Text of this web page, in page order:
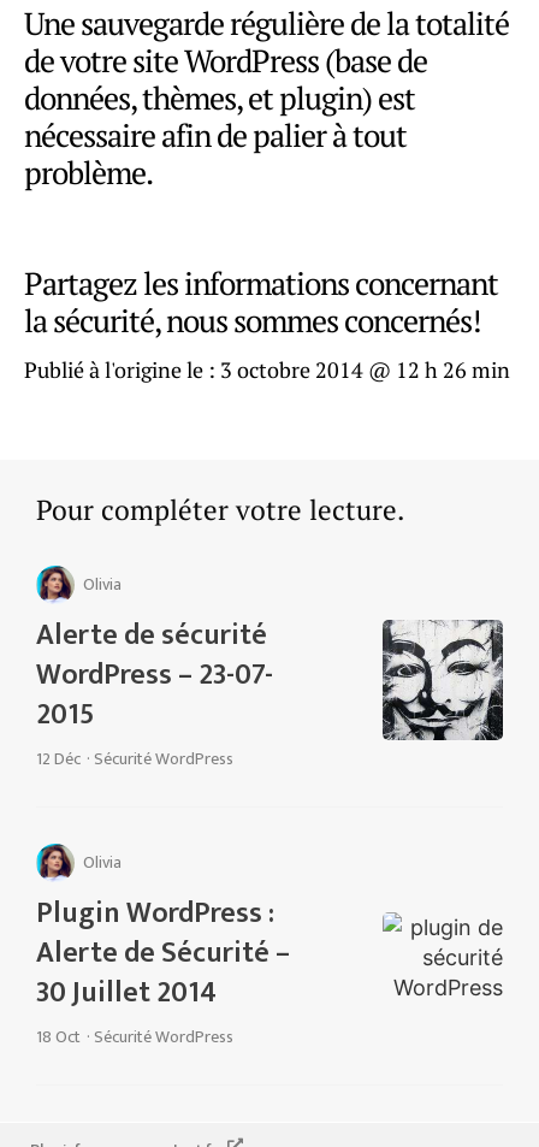
Une sauvegarde régulière de la totalité
de votre site WordPress (base de
données, thèmes, et plugin) est
nécessaire afin de palier à tout
problème.
Partagez les informations concernant
la sécurité, nous sommes concernés!
Publié à l'origine le : 3 octobre 2014 @ 12 h 26 min
Pour compléter votre lecture.
Olivia
Alerte de sécurité
WordPress – 23-07-
2015
12 Déc · Sécurité WordPress
Olivia
Plugin WordPress :
Alerte de Sécurité –
30 Juillet 2014
18 Oct · Sécurité WordPress